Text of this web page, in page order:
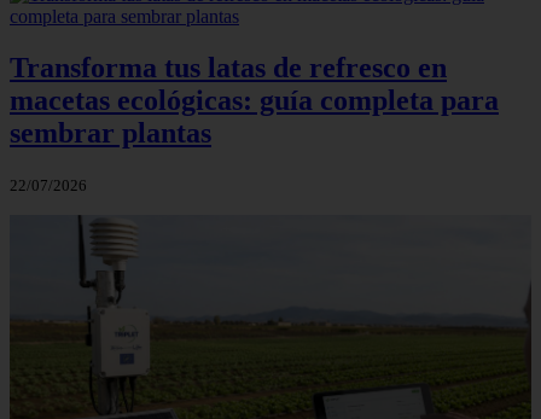
Transforma tus latas de refresco en
macetas ecológicas: guía completa para
sembrar plantas
22/07/2026